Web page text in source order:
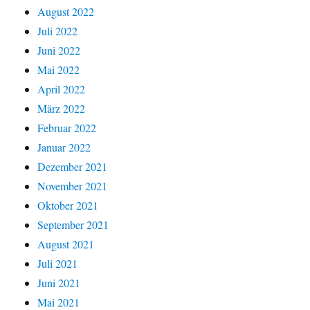
August 2022
Juli 2022
Juni 2022
Mai 2022
April 2022
März 2022
Februar 2022
Januar 2022
Dezember 2021
November 2021
Oktober 2021
September 2021
August 2021
Juli 2021
Juni 2021
Mai 2021